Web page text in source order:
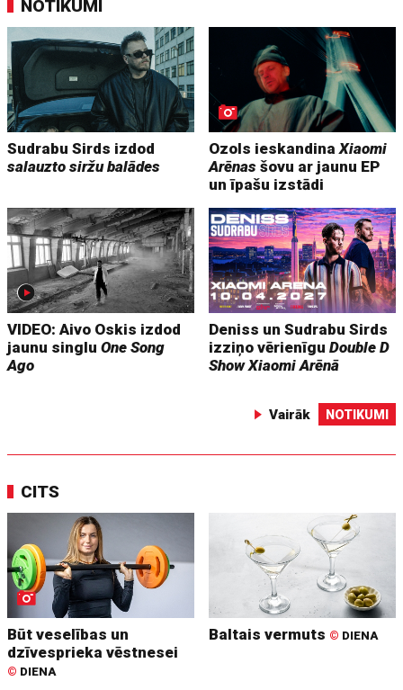
NOTIKUMI
Sudrabu Sirds izdod
salauzto siržu balādes
Ozols ieskandinaXiaomi
Arēnas šovu ar jaunu EP
un īpašu izstādi
VIDEO: Aivo Oskis izdod
jaunu singluOne Song
Ago
Deniss un Sudrabu Sirds
izziņo vērienīguDouble D
Show Xiaomi Arēnā
Vairāk NOTIKUMI
CITS
Būt veselības un
dzīvesprieka vēstnesei
© DIENA
Baltais vermuts © DIENA